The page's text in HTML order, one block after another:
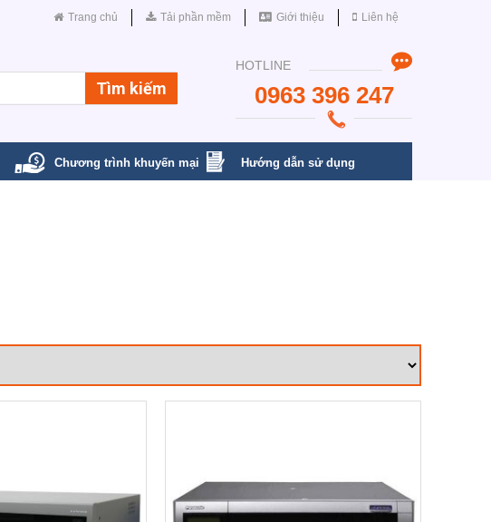
Trang chủ Tải phần mềm Giới thiệu Liên hệ
HOTLINE
0963 396 247
Chương trình khuyến mại Hướng dẫn sử dụng